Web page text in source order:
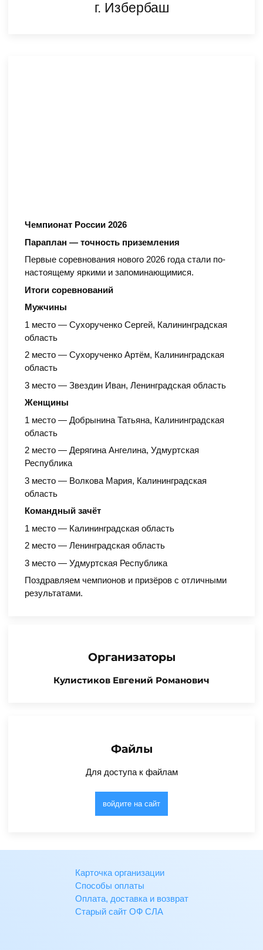
г. Избербаш
Чемпионат России 2026
Параплан — точность приземления
Первые соревнования нового 2026 года стали по-
настоящему яркими и запоминающимися.
Итоги соревнований
Мужчины
1 место — Сухорученко Сергей, Калининградская
область
2 место — Сухорученко Артём, Калининградская
область
3 место — Звездин Иван, Ленинградская область
Женщины
1 место — Добрынина Татьяна, Калининградская
область
2 место — Дерягина Ангелина, Удмуртская
Республика
3 место — Волкова Мария, Калининградская
область
Командный зачёт
1 место — Калининградская область
2 место — Ленинградская область
3 место — Удмуртская Республика
Поздравляем чемпионов и призёров с отличными
результатами.
Организаторы
Кулистиков Евгений Романович
Файлы
Для доступа к файлам
войдите на сайт
Карточка организации
Способы оплаты
Оплата, доставка и возврат
Старый сайт ОФ СЛА